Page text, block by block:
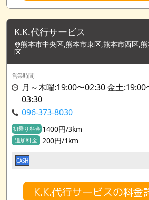
K.K.代行サービス
熊本市中央区,熊本市東区,熊本市西区,
区
営業時間
月～木曜:19:00〜02:30 金土:19:00
03:30
096-373-8030
初乗り料金 1400円/3km
追加料金 200円/1km
CASH
K.K.代行サービスの料金